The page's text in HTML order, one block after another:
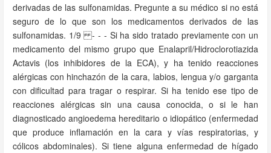
derivadas de las sulfonamidas. Pregunte a su médico si no está
seguro de lo que son los medicamentos derivados de las
sulfonamidas. 1/9 - - - Si ha sido tratado previamente con un
medicamento del mismo grupo que Enalapril/Hidroclorotiazida
Actavis (los inhibidores de la ECA), y ha tenido reacciones
alérgicas con hinchazón de la cara, labios, lengua y/o garganta
con dificultad para tragar o respirar. Si ha tenido ese tipo de
reacciones alérgicas sin una causa conocida, o si le han
diagnosticado angioedema hereditario o idiopático (enfermedad
que produce inflamación en la cara y vías respiratorias, y
cólicos abdominales). Si tiene alguna enfermedad de hígado